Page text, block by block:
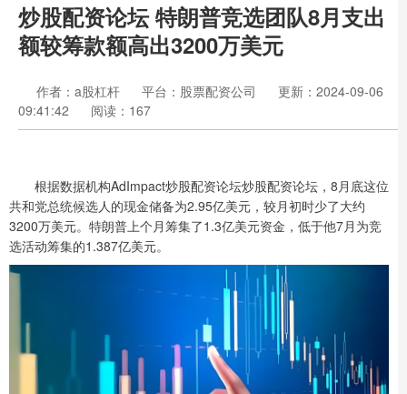
炒股配资论坛 特朗普竞选团队8月支出
额较筹款额高出3200万美元
作者：a股杠杆 平台：股票配资公司
更新：2024-09-06
09:41:42
阅读：167
根据数据机构AdImpact炒股配资论坛炒股配资论坛，8月底这位
共和党总统候选人的现金储备为2.95亿美元，较月初时少了大约
3200万美元。特朗普上个月筹集了1.3亿美元资金，低于他7月为竞
选活动筹集的1.387亿美元。